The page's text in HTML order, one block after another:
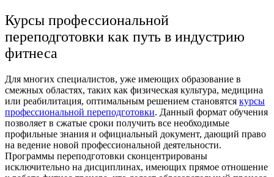
Курсы профессиональной
переподготовки как путь в индустрию
фитнеса
Для многих специалистов, уже имеющих образование в
смежных областях, таких как физическая культура, медицина
или реабилитация, оптимальным решением становятся курсы
профессиональной переподготовки. Данный формат обучения
позволяет в сжатые сроки получить все необходимые
профильные знания и официальный документ, дающий право
на ведение новой профессиональной деятельности.
Программы переподготовки сконцентрированы
исключительно на дисциплинах, имеющих прямое отношение